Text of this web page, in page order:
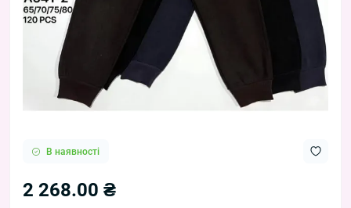
В наявності
2 268.00 ₴